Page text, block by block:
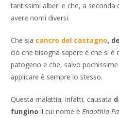
tantissimi alberi e che, a seconda
avere nomi diversi.
Che sia cancro del castagno,
ciò che bisogna sapere è che si è
patogeno e che, salvo
applicare è sempre lo stesso.
Questa malattia, infatti, causata
fungino il cui nome èEndothia